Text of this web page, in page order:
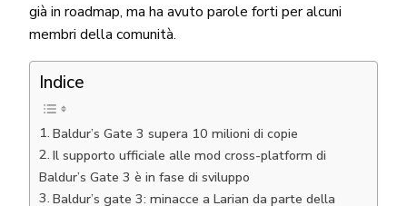
già in roadmap, ma ha avuto parole forti per alcuni
membri della comunità.
Indice
Baldur’s Gate 3 supera 10 milioni di copie
Il supporto ufficiale alle mod cross-platform di
Baldur’s Gate 3 è in fase di sviluppo
Baldur’s gate 3: minacce a Larian da parte della